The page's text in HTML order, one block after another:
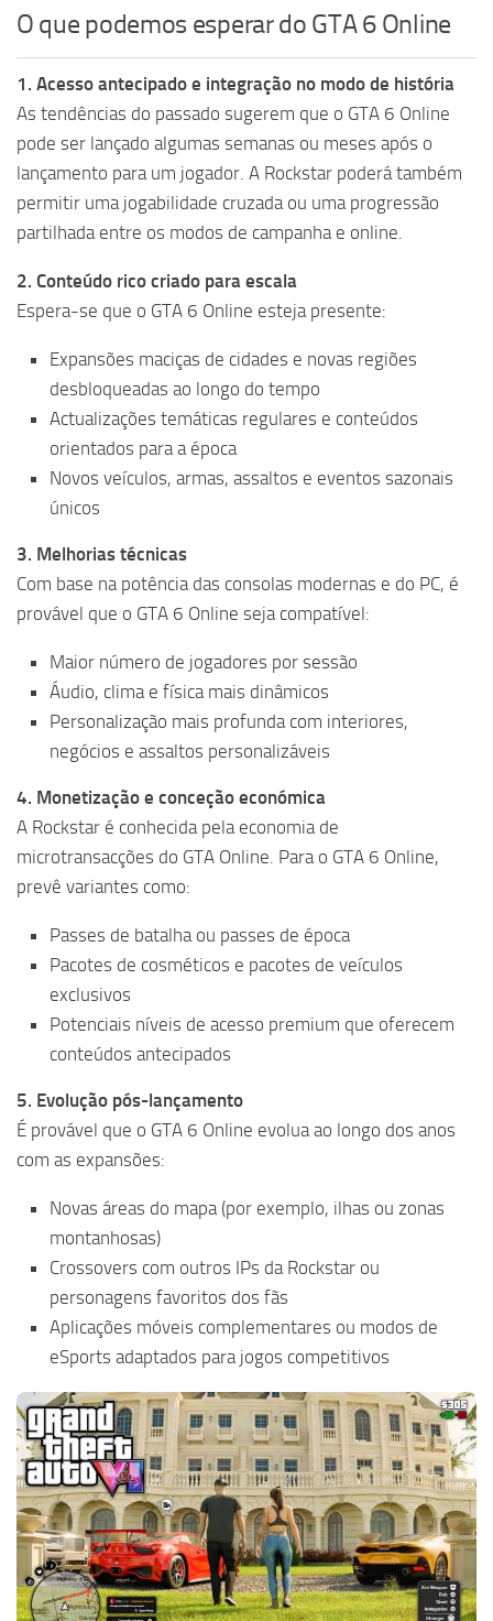
O que podemos esperar do GTA 6 Online
1. Acesso antecipado e integração no modo de história
As tendências do passado sugerem que o GTA 6 Online
pode ser lançado algumas semanas ou meses após o
lançamento para um jogador. A Rockstar poderá também
permitir uma jogabilidade cruzada ou uma progressão
partilhada entre os modos de campanha e online.
2. Conteúdo rico criado para escala
Espera-se que o GTA 6 Online esteja presente:
Expansões maciças de cidades e novas regiões
desbloqueadas ao longo do tempo
Actualizações temáticas regulares e conteúdos
orientados para a época
Novos veículos, armas, assaltos e eventos sazonais
únicos
3. Melhorias técnicas
Com base na potência das consolas modernas e do PC, é
provável que o GTA 6 Online seja compatível:
Maior número de jogadores por sessão
Áudio, clima e física mais dinâmicos
Personalização mais profunda com interiores,
negócios e assaltos personalizáveis
4. Monetização e conceção económica
A Rockstar é conhecida pela economia de
microtransacções do GTA Online. Para o GTA 6 Online,
prevê variantes como:
Passes de batalha ou passes de época
Pacotes de cosméticos e pacotes de veículos
exclusivos
Potenciais níveis de acesso premium que oferecem
conteúdos antecipados
5. Evolução pós-lançamento
É provável que o GTA 6 Online evolua ao longo dos anos
com as expansões:
Novas áreas do mapa (por exemplo, ilhas ou zonas
montanhosas)
Crossovers com outros IPs da Rockstar ou
personagens favoritos dos fãs
Aplicações móveis complementares ou modos de
eSports adaptados para jogos competitivos